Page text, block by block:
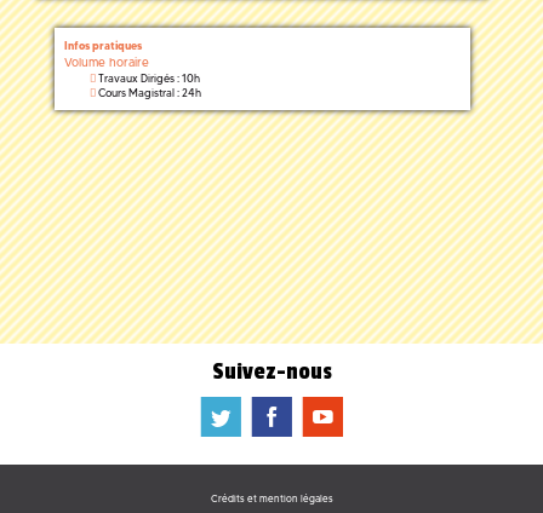
Infos pratiques
Volume horaire
Travaux Dirigés : 10h
Cours Magistral : 24h
Suivez-nous
a b f
Crédits et mention légales